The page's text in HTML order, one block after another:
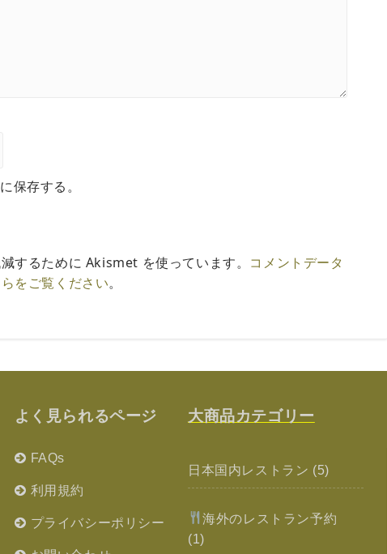
保存する。
するために Akismet を使っています。 コメントデータ
をご覧ください。
よく見られるページ
FAQs
利用規約
プライバシーポリシー
大商品カテゴリー
日本国内レストラン (5)
海外のレストラン予約
(1)